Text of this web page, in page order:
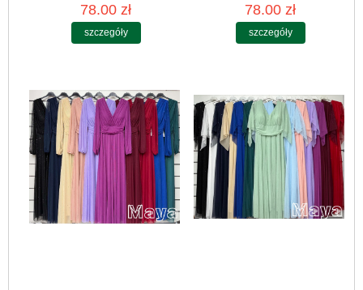
78.00 zł
szczegóły
78.00 zł
szczegóły